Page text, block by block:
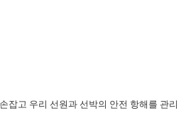
잡고 우리 선원과 선박의 안전 항해를 관리